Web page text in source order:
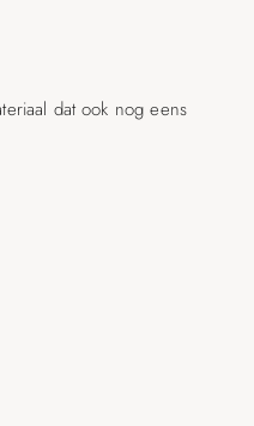
dat ook nog eens